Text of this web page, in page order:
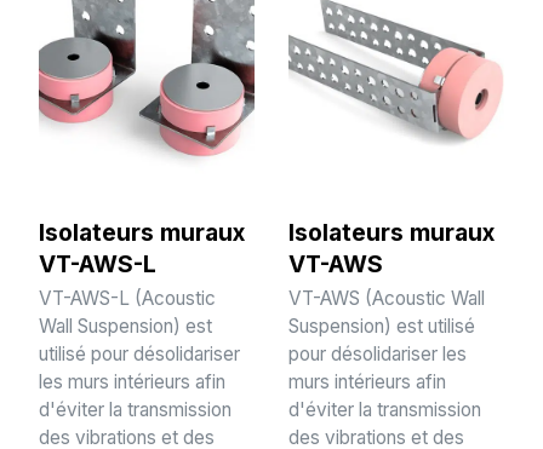
Isolateurs muraux
VT-AWS-L
VT-AWS-L (Acoustic
Wall Suspension) est
utilisé pour désolidariser
les murs intérieurs afin
d'éviter la transmission
des vibrations et des
Isolateurs muraux
VT-AWS
VT-AWS (Acoustic Wall
Suspension) est utilisé
pour désolidariser les
murs intérieurs afin
d'éviter la transmission
des vibrations et des